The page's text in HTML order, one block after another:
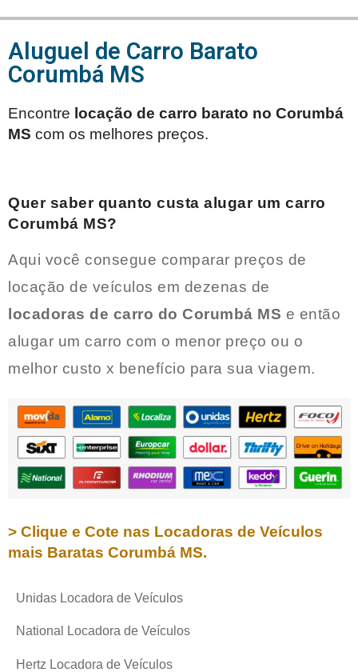
Aluguel de Carro Barato
Corumbá MS
Encontre locação de carro barato no Corumbá
MS com os melhores preços.
Quer saber quanto custa alugar um carro
Corumbá MS?
Aqui você consegue comparar preços de
locação de veículos em dezenas de
locadoras de carro do Corumbá MS e então
alugar um carro com o menor preço ou o
melhor custo x benefício para sua viagem.
> Clique e Cote nas Locadoras de Veículos
mais Baratas Corumbá MS.
Unidas Locadora de Veículos
National Locadora de Veículos
Hertz Locadora de Veículos